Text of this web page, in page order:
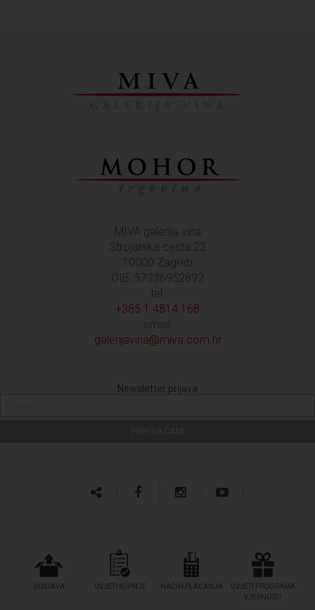
MIVA galerija vina
Strojarska cesta 22
10000 Zagreb
OIB: 57236952892
tel:
+385 1 4814 168
email:
galerijavina@miva.com.hr
Newsletter prijava
DOSTAVA UVJETI KUPNJE NAČIN PLAĆANJA
UVJETI PROGRAMA
VJERNOSTI